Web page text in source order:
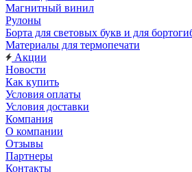
Магнитный винил
Рулоны
Борта для световых букв и для
Материалы для термопечати
Акции
Новости
Как купить
Условия оплаты
Условия доставки
Компания
О компании
Отзывы
Партнеры
Контакты